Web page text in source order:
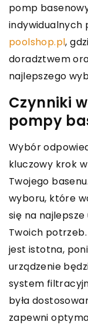
pomp
indywidualnych
poolshop.pl,
doradztwem
najlepszego
Czynniki
pompy
Wybór
kluczowy krok
Twojego
wyboru, które
się na
Twoich
jest istotna,
urządzenie
system
była
zapewni